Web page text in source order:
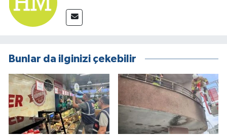
Bunlar da ilginizi çekebilir